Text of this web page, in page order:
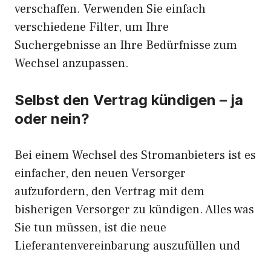
verschaffen. Verwenden Sie einfach
verschiedene Filter, um Ihre
Suchergebnisse an Ihre Bedürfnisse zum
Wechsel anzupassen.
Selbst den Vertrag kündigen – ja
oder nein?
Bei einem Wechsel des Stromanbieters ist es
einfacher, den neuen Versorger
aufzufordern, den Vertrag mit dem
bisherigen Versorger zu kündigen. Alles was
Sie tun müssen, ist die neue
Lieferantenvereinbarung auszufüllen und